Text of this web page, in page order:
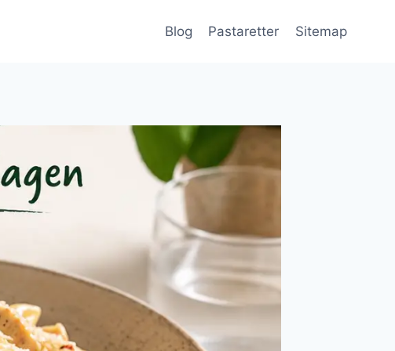
Blog Pastaretter Sitemap